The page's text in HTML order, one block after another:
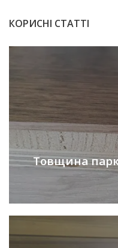
КОРИСНІ СТАТТІ
Товщина